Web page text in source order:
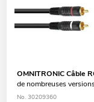
OMNITRONIC Câble
de nombreuses
No. 30209360